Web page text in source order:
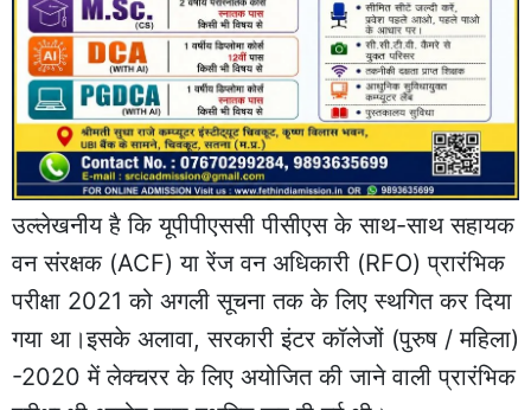
उल्लेखनीय है कि यूपीपीएससी पीसीएस के साथ-साथ सहायक
वन संरक्षक (ACF) या रेंज वन अधिकारी (RFO) प्रारंभिक
परीक्षा 2021 को अगली सूचना तक के लिए स्थगित कर दिया
गया था।इसके अलावा, सरकारी इंटर कॉलेजों (पुरुष / महिला)
-2020 में लेक्चरर के लिए अयोजित की जाने वाली प्रारंभिक